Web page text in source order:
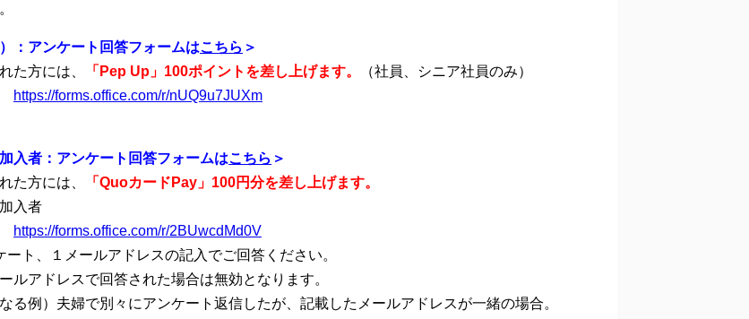
：アンケート回答フォームはこちら ＞
た方には、
「Pep Up」100ポイントを差し上げます。
（社員、シニア社員のみ）
https://forms.office.com/r/nUQ9u7JUXm
入者：アンケート回答フォームはこちら ＞
た方には、
「QuoカードPay」100円分を差し上げます。
入者
https://forms.office.com/r/2BUwcdMd0V
アドレスの記入でご回答ください。
れた場合は無効となります。
ンケート返信したが、記載したメールアドレスが一緒の場合。